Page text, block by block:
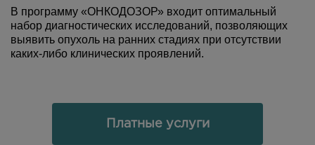
В программу «ОНКОДОЗОР» входит оптимальный
набор диагностических исследований, позволяющих
выявить опухоль на ранних стадиях при отсутствии
каких-либо клинических проявлений.
Платные услуги